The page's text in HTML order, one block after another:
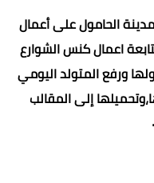
الحامول على أعمال
اعمال كنس الشوارع
ورفع المتولد اليومي
إلى المقالب